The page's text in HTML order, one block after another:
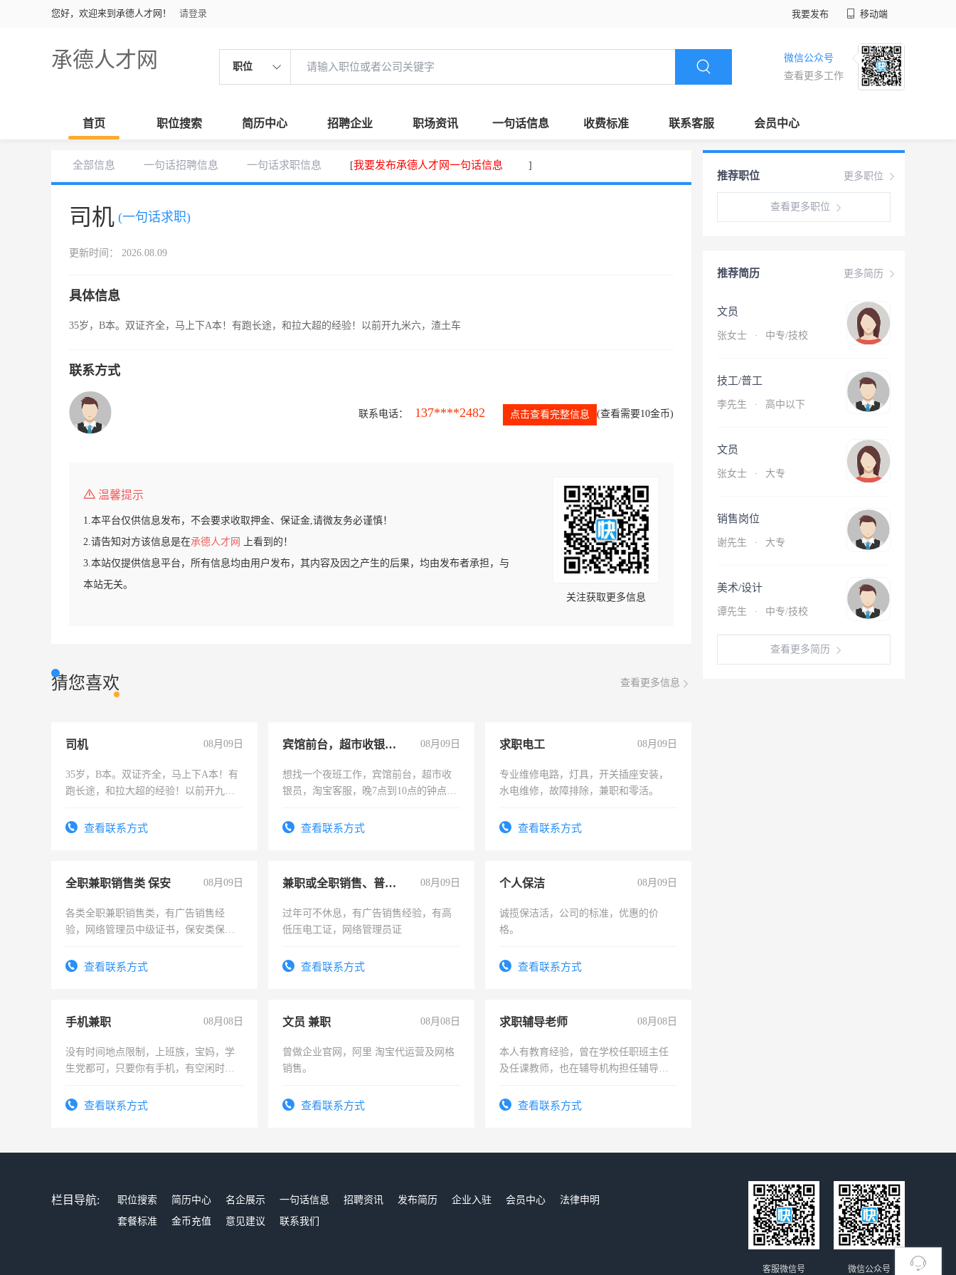
您好，欢迎来到承德人才网！ 请登录 我要发布 移动端
承德人才网 职位
微信公众号
查看更多工作
首页 职位搜索 简历中心 招聘企业 职场资讯 一句话信息 收费标准 联系客服 会员中心
全部信息 一句话招聘信息 一句话求职信息 [我要发布承德人才网一句话信息 ]
司机 (一句话求职)
更新时间： 2026.08.09
具体信息
35岁，B本。双证齐全，马上下A本！有跑长途，和拉大超的经验！以前开九米六，渣土车
联系方式
联系电话： 137****2482 点击查看完整信息 (查看需要10金币)
温馨提示
1.本平台仅供信息发布，不会要求收取押金、保证金,请微友务必谨慎！
2.请告知对方该信息是在承德人才网
上看到的！
3.本站仅提供信息平台，所有信息均由用户发布，其内容及因之产生的后果，均由发布者承担，与
本站无关。
关注获取更多信息
猜您喜欢 查看更多信息
司机 08月09日
35岁，B本。双证齐全，马上下A本！有
跑长途，和拉大超的经验！以前开九米
查看联系方式
宾馆前台，超市收银员，淘宝客服 08月09日
想找一个夜班工作，宾馆前台，超市收
银员，淘宝客服，晚7点到10点的钟点
号同微信查看联系方式
求职电工 08月09日
专业维修电路，灯具，开关插座安装，
水电维修，故障排除，兼职和零活。
查看联系方式
全职兼职销售类 保安 08月09日
各类全职兼职销售类，有广告销售经
验，网络管理员中级证书，保安类保安
有高低压电工证和十几年工作经验
查看联系方式
兼职或全职销售、普工、维修 08月09日
过年可不休息，有广告销售经验，有高
低压电工证，网络管理员证
查看联系方式
个人保洁 08月09日
诚揽保洁活，公司的标准，优惠的价
格。
查看联系方式
手机兼职 08月08日
没有时间地点限制，上班族，宝妈，学
生党都可，只要你有手机，有空闲时
勤快的四五十，每天挣零花钱没问题！
查看联系方式
文员 兼职 08月08日
曾做企业官网，阿里 淘宝代运营及网格
销售。
查看联系方式
求职辅导老师 08月08日
本人有教育经验，曾在学校任职班主任
及任课教师，也在辅导机构担任辅导教
查看联系方式
更多职位
推荐职位
查看更多职位
更多简历
推荐简历
文员
张女士 · 中专/技校
技工/普工
李先生 · 高中以下
文员
张女士 · 大专
销售岗位
谢先生 · 大专
美术/设计
谭先生 · 中专/技校
查看更多简历
栏目导航: 职位搜索 简历中心 名企展示 一句话信息 招聘资讯 发布简历 企业入驻 会员中心
法律申明
套餐标准
金币充值 意见建议 联系我们
微信公众号
客服微信号